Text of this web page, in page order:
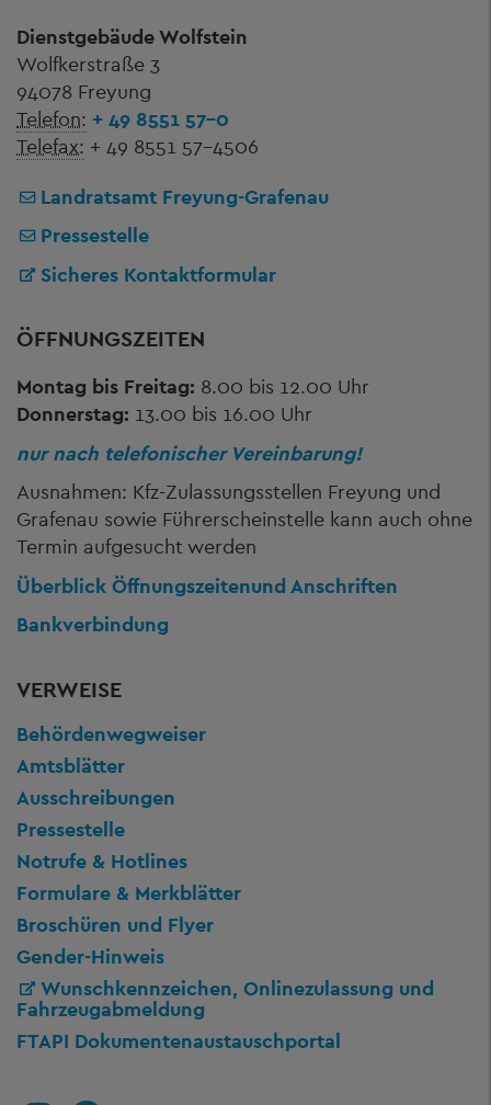
Dienstgebäude Wolfstein
Wolfkerstraße 3
94078 Freyung
Telefon: + 49 8551 57-0
Telefax: + 49 8551 57-4506
Landratsamt Freyung-Grafenau
Pressestelle
Sicheres Kontaktformular
ÖFFNUNGSZEITEN
Montag bis Freitag: 8.00 bis 12.00 Uhr
Donnerstag: 13.00 bis 16.00 Uhr
nur nach telefonischer Vereinbarung!
Ausnahmen: Kfz-Zulassungsstellen Freyung und
Grafenau sowie Führerscheinstelle kann auch ohne
Termin aufgesucht werden
Überblick Öffnungszeitenund Anschriften
Bankverbindung
VERWEISE
Behördenwegweiser
Amtsblätter
Ausschreibungen
Pressestelle
Notrufe & Hotlines
Formulare & Merkblätter
Broschüren und Flyer
Gender-Hinweis
Wunschkennzeichen, Onlinezulassung und
Fahrzeugabmeldung
FTAPI Dokumentenaustauschportal